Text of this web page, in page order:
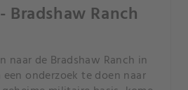
Ranch
naar de Bradshaw Ranch in
onderzoek te doen naar